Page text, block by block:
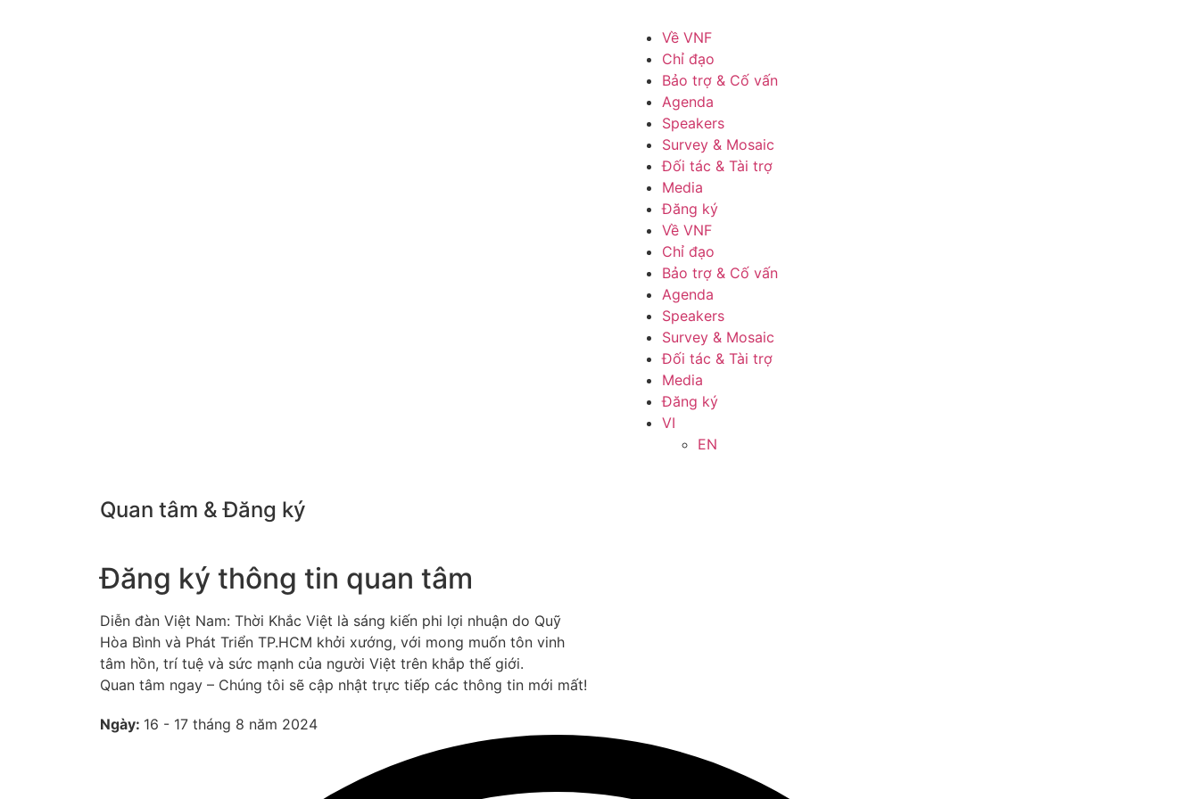
Về VNF
Chỉ đạo
Bảo trợ & Cố vấn
Agenda
Speakers
Survey & Mosaic
Đối tác & Tài trợ
Media
Đăng ký
Về VNF
Chỉ đạo
Bảo trợ & Cố vấn
Agenda
Speakers
Survey & Mosaic
Đối tác & Tài trợ
Media
Đăng ký
VI
EN
Quan tâm & Đăng ký
Đăng ký thông tin quan tâm
Diễn đàn Việt Nam: Thời Khắc Việt là sáng kiến phi lợi nhuận do Quỹ
Hòa Bình và Phát Triển TP.HCM khởi xướng, với mong muốn tôn vinh
tâm hồn, trí tuệ và sức mạnh của người Việt trên khắp thế giới.
Quan tâm ngay – Chúng tôi sẽ cập nhật trực tiếp các thông tin mới mất!
Ngày: 16 - 17 tháng 8 năm 2024